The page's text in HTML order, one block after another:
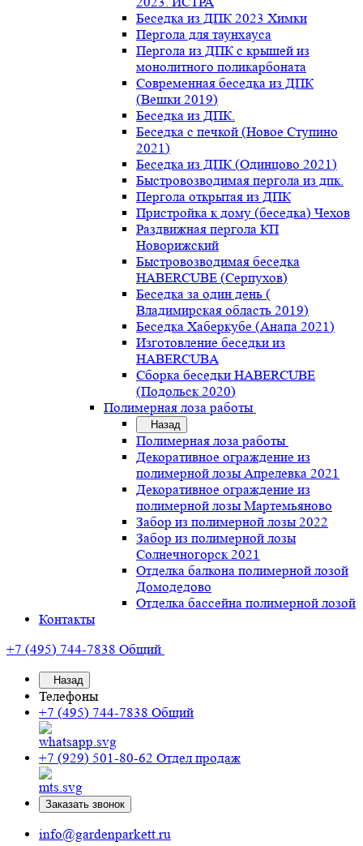
Беседка из ДПК 2023 Химки
Пергола для таунхауса
Пергола из ДПК с крышей из
монолитного поликарбоната
Современная беседка из ДПК
(Вешки 2019)
Беседка из ДПК.
Беседка с печкой (Новое Ступино
2021)
Беседка из ДПК (Одинцово 2021)
Быстровозводимая пергола из дпк.
Пергола открытая из ДПК
Пристройка к дому (беседка) Чехов
Раздвижная пергола КП
Новорижский
Быстровозводимая беседка
HABERCUBE (Серпухов)
Беседка за один день (
Владимирская область 2019)
Беседка Хаберкубе (Анапа 2021)
Изготовление беседки из
HABERCUBA
Сборка беседки HABERCUBE
(Подольск 2020)
Полимерная лоза работы
Назад
Полимерная лоза работы
Декоративное ограждение из
полимерной лозы Апрелевка 2021
Декоративное ограждение из
полимерной лозы Мартемьяново
Забор из полимерной лозы 2022
Забор из полимерной лозы
Солнечногорск 2021
Отделка балкона полимерной лозой
Домодедово
Отделка бассейна полимерной лозой
Контакты
+7 (495) 744-7838 Общий
Назад
Телефоны
+7 (495) 744-7838 Общий
+7 (929) 501-80-62 Отдел продаж
Заказать звонок
info@gardenparkett.ru